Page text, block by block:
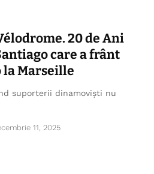
20 de Ani
care a frânt
Marseille
suporterii dinamoviști nu
11, 2025